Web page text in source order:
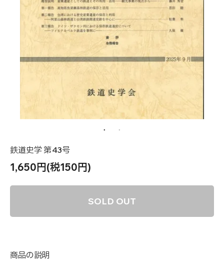
鉄道史学 第43号
1,650円(税150円)
SOLD OUT
商品の説明